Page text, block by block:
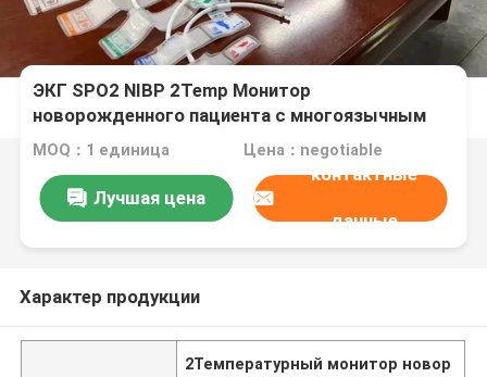
ЭКГ SPO2 NIBP 2Temp Монитор
новорожденного пациента с многоязычным
12,1-дюймовым экраном
MOQ：1 единица Цена：negotiable
Лучшая цена
контактные
данные
Характер продукции
2Температурный монитор новор